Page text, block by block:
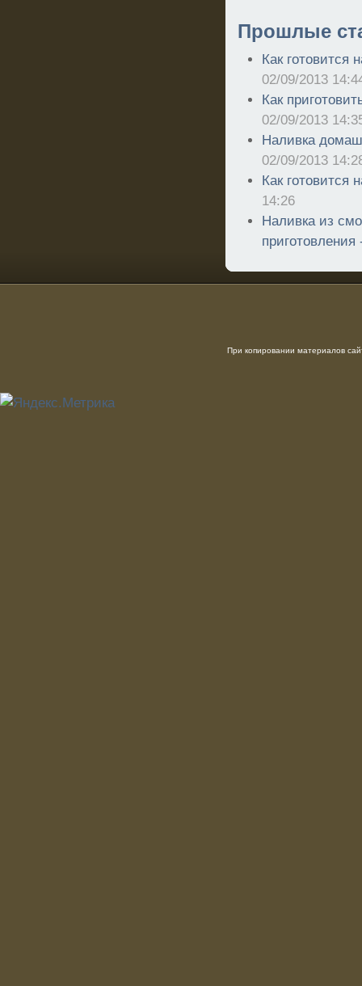
Прошлые
Как готовится
02/09/2013
Как
02/09/2013
Наливка
02/09/2013
Как готовится
14:26
Наливка из
При копировании материалов